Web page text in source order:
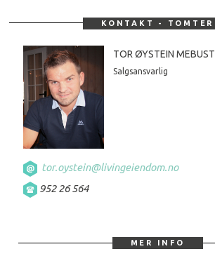
KONTAKT - TOMTER
TOR ØYSTEIN MEBUST
Salgsansvarlig
tor.oystein@livingeiendom.no
952 26 564
MER INFO